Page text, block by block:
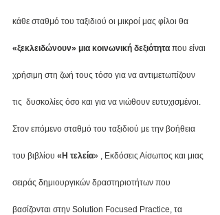
κάθε σταθμό του ταξιδιού οι μικροί μας φίλοι θα
«ξεκλειδώνουν» μια κοινωνική δεξιότητα που είναι
χρήσιμη στη ζωή τους τόσο για να αντιμετωπίζουν
τις  δυσκολίες όσο και για να νιώθουν ευτυχισμένοι.
Στον επόμενο σταθμό του ταξιδιού με την βοήθεια
του βιβλίου «Η τελεία» , Εκδόσεις Αίσωπος και μιας
σειράς δημιουργικών δραστηριοτήτων που
βασίζονται στην Solution Focused Practice, τα